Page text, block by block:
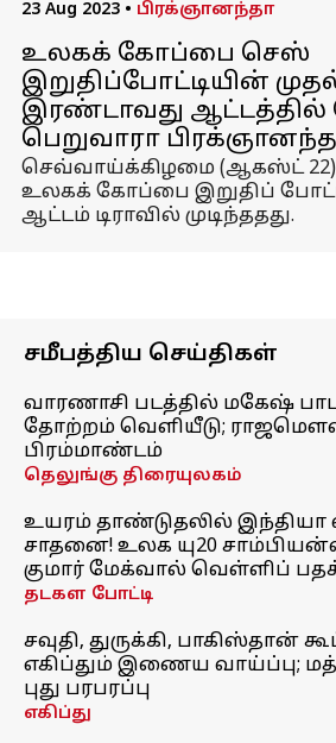
23 Aug 2023 • பிரக்ஞானந்தா
உலகக் கோப்பை செஸ்
இறுதிப்போட்டியின்
இரண்டாவது ஆட்டத்தில்
பெறுவாரா
செவ்வாய்க்கிழமை (ஆகஸ்ட் 22)
உலகக் கோப்பை இறுதிப்
ஆட்டம் டிராவில் முடிந்ததது.
சமீபத்திய செய்திகள்
வாரணாசி படத்தில் மகேஷ்
தோற்றம் வெளியீடு;
பிரம்மாண்டம்
தெலுங்கு திரையுலகம்
உயரம் தாண்டுதலில் இந்தியா
சாதனை! உலக யு20
குமார் மேக்வால் வெள்ளிப்
தடகள போட்டி
சவுதி, துருக்கி, பாகிஸ்தான்
எகிப்தும் இணைய வாய்ப்பு;
புது பரபரப்பு
எகிப்து